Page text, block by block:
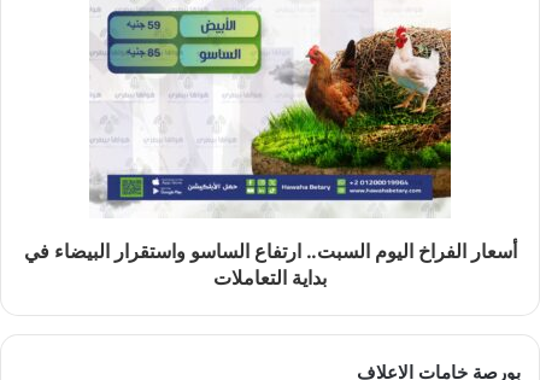
أسعار الفراخ اليوم السبت.. ارتفاع الساسو واستقرار البيضاء في
بداية التعاملات
بورصة خامات الاعلاف